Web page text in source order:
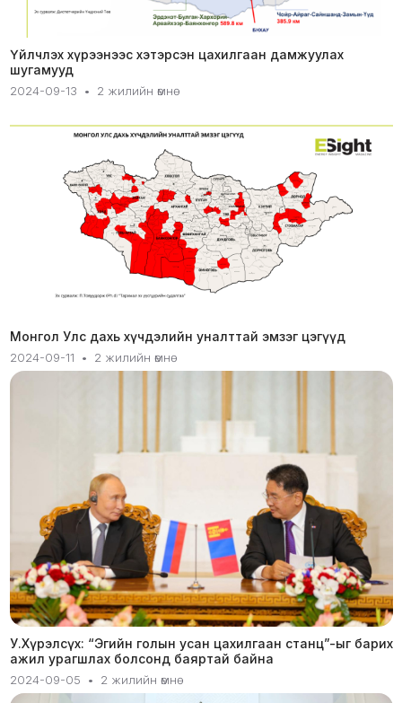
Үйлчлэх хүрээнээс хэтэрсэн цахилгаан дамжуулах
шугамууд
2024-09-13 • 2 жилийн өмнө
Монгол Улс дахь хүчдэлийн уналттай эмзэг цэгүүд
2024-09-11 • 2 жилийн өмнө
У.Хүрэлсүх: “Эгийн голын усан цахилгаан станц”-ыг барих
ажил урагшлах болсонд баяртай байна
2024-09-05 • 2 жилийн өмнө